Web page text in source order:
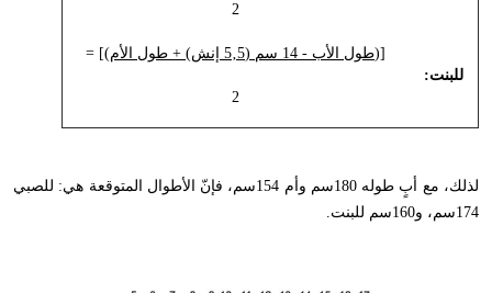
2
للبنت:
]
(طول الأب - 14 سم (5‚5 إنش) + طول الأم )
[
=
2
لذلك، مع أبٍ طوله 180سم وأم 154سم، فإنّ الأطوال المتوقعة هي: للصبي
174سم، و160سم للبنت.